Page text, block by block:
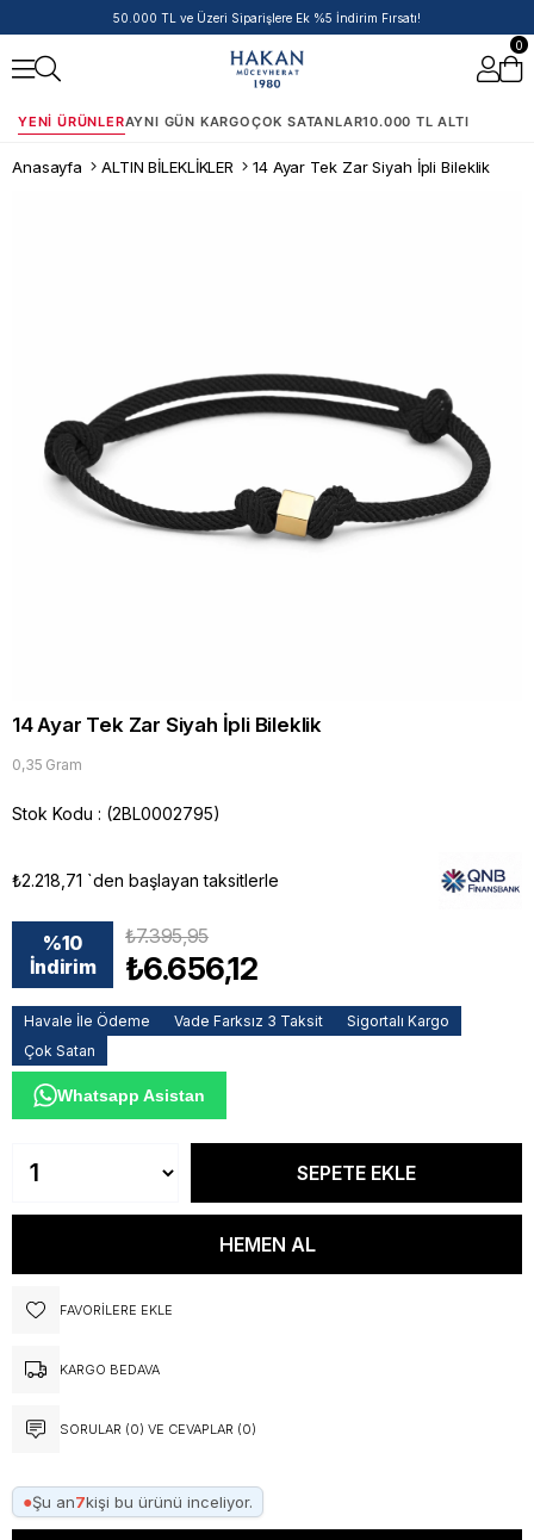
50.000 TL ve Üzeri Siparişlere Ek %5 İndirim Fırsatı!
0
YENI ÜRÜNLERAYNI GÜN KARGOÇOK SATANLAR10.000 TL ALTI
Anasayfa ALTIN BİLEKLİKLER 14 Ayar Tek Zar Siyah İpli Bileklik
14 Ayar Tek Zar Siyah İpli Bileklik
0,35 Gram
Stok Kodu (2BL0002795)
₺2.218,71 `den başlayan taksitlerle
%10
İndirim
₺7.395,95
₺6.656,12
Havale İle Ödeme Vade Farksız 3 Taksit
Sigortalı Kargo
Çok Satan
Whatsapp Asistan
FAVORILERE EKLE
KARGO BEDAVA
SORULAR (0) VE CEVAPLAR (0)
●Şu an7kişi bu ürünü inceliyor.